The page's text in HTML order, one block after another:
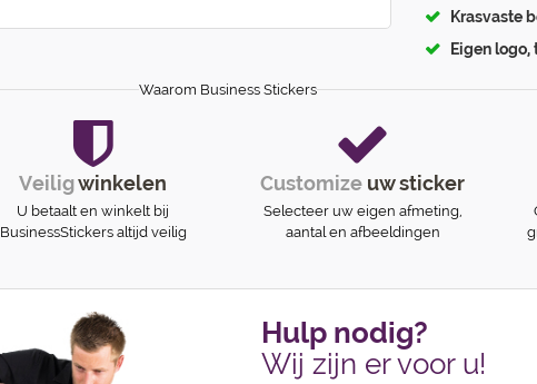
Krasvaste
Eigen
Waarom Business Stickers
Veiligwinkelen
U betaalt en winkelt bij
BusinessStickers altijd veilig
Customize uw sticker
Selecteer uw eigen afmeting,
aantal en afbeeldingen
Hulp nodig?
Wij zijn er voor u!